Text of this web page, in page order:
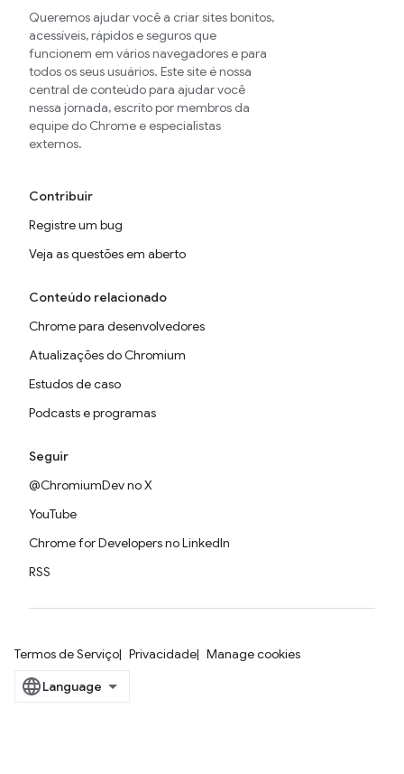
Queremos ajudar você a criar sites bonitos,
acessíveis, rápidos e seguros que
funcionem em vários navegadores e para
todos os seus usuários. Este site é nossa
central de conteúdo para ajudar você
nessa jornada, escrito por membros da
equipe do Chrome e especialistas
externos.
Contribuir
Registre um bug
Veja as questões em aberto
Conteúdo relacionado
Chrome para desenvolvedores
Atualizações do Chromium
Estudos de caso
Podcasts e programas
Seguir
@ChromiumDev no X
YouTube
Chrome for Developers no LinkedIn
RSS
Termos de Serviço Privacidade Manage cookies